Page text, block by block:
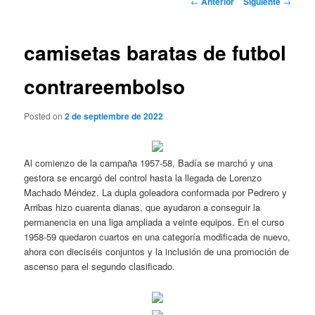
camisetas baratas de futbol
contrareembolso
Posted on2 de septiembre de 2022
Al comienzo de la campaña 1957-58, Badía se marchó y una
gestora se encargó del control hasta la llegada de Lorenzo
Machado Méndez. La dupla goleadora conformada por Pedrero y
Arribas hizo cuarenta dianas, que ayudaron a conseguir la
permanencia en una liga ampliada a veinte equipos. En el curso
1958-59 quedaron cuartos en una categoría modificada de nuevo,
ahora con dieciséis conjuntos y la inclusión de una promoción de
ascenso para el segundo clasificado.